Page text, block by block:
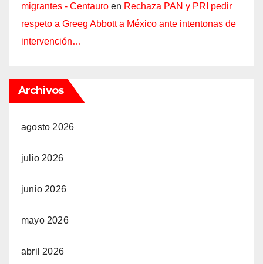
migrantes - Centauro en Rechaza PAN y PRI pedir
respeto a Greeg Abbott a México ante intentonas de
intervención…
Archivos
agosto 2026
julio 2026
junio 2026
mayo 2026
abril 2026